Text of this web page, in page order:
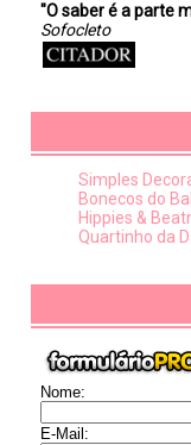
"O saber é a parte
Sofocleto
Simples
Bonecos do
Hippies &
Quartinho da
Nome:
E-Mail: